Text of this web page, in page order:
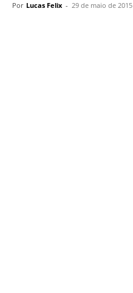
Por Lucas Felix - 29 de maio de 2015